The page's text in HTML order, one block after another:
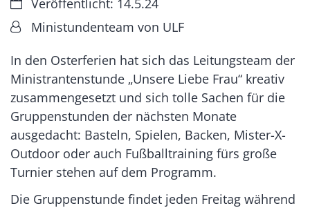
Von:Ministundenteam von ULF
In den Osterferien hat sich das Leitungsteam der
Ministrantenstunde „Unsere Liebe Frau“ kreativ
zusammengesetzt und sich tolle Sachen für die
Gruppenstunden der nächsten Monate
ausgedacht: Basteln, Spielen, Backen, Mister-X-
Outdoor oder auch Fußballtraining fürs große
Turnier stehen auf dem Programm.
Die Gruppenstunde findet jeden Freitag während